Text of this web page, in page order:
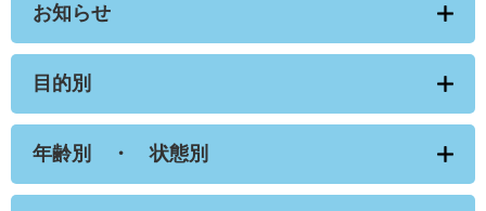
お知らせ
目的別
年齢別 ・ 状態別